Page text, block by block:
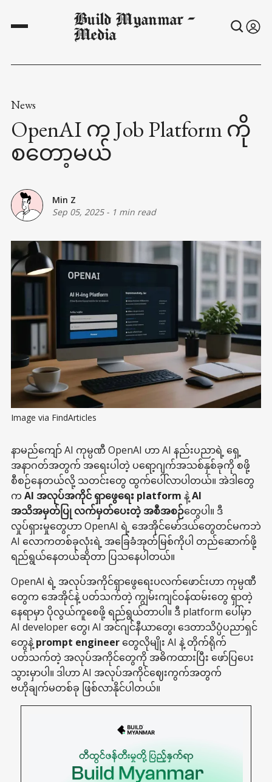
Build Myanmar -
Media
News
OpenAI က Job Platform ကို
စတော့မယ်
Min Z
Sep 05, 2025- 1 min read
Image via FindArticles
နာမည်ကျော် AI ကုမ္ပဏီ OpenAI ဟာ AI နည်းပညာရဲ့ ရှေ့
အနာဂတ်အတွက် အရေးပါတဲ့ ပရော့ဂျက်အသစ်နှစ်ခုကို စဖို့
စီစဉ်နေတယ်လို့ သတင်းတွေ ထွက်ပေါ်လာပါတယ်။ အဲဒါတွေ
က AI အလုပ်အကိုင် ရှာဖွေရေး platform နဲ့AI
အသိအမှတ်ပြု လက်မှတ်ပေးတဲ့ အစီအစဉ်တွေပါ။ ဒီ
လှုပ်ရှားမှုတွေဟာ OpenAI ရဲ့ အေအိုင်မော်ဒယ်တွေတင်မကဘဲ
AI လောကတစ်ခုလုံးရဲ့ အခြေခံအုတ်မြစ်ကိုပါ တည်ဆောက်ဖို့
ရည်ရွယ်နေတယ်ဆိုတာ ပြသနေပါတယ်။
OpenAI ရဲ့ အလုပ်အကိုင်ရှာဖွေရေးပလက်ဖောင်းဟာ ကုမ္ပဏီ
တွေက အေအိုင်နဲ့ ပတ်သက်တဲ့ ကျွမ်းကျင်ဝန်ထမ်းတွေ ရှာတဲ့
နေရာမှာ ပိုလွယ်ကူစေဖို့ ရည်ရွယ်တာပါ။ ဒီ platform ပေါ်မှာ
AI developer တွေ၊ AI အင်ဂျင်နီယာတွေ၊ ဒေတာသိပ္ပံပညာရှင်
တွေနဲ့ prompt engineerတွေလိုမျိုး AI နဲ့ တိုက်ရိုက်
ပတ်သက်တဲ့ အလုပ်အကိုင်တွေကို အဓိကထားပြီး ဖော်ပြပေး
သွားမှာပါ။ ဒါဟာ AI အလုပ်အကိုင်ဈေးကွက်အတွက်
ဗဟိုချက်မတစ်ခု ဖြစ်လာနိုင်ပါတယ်။